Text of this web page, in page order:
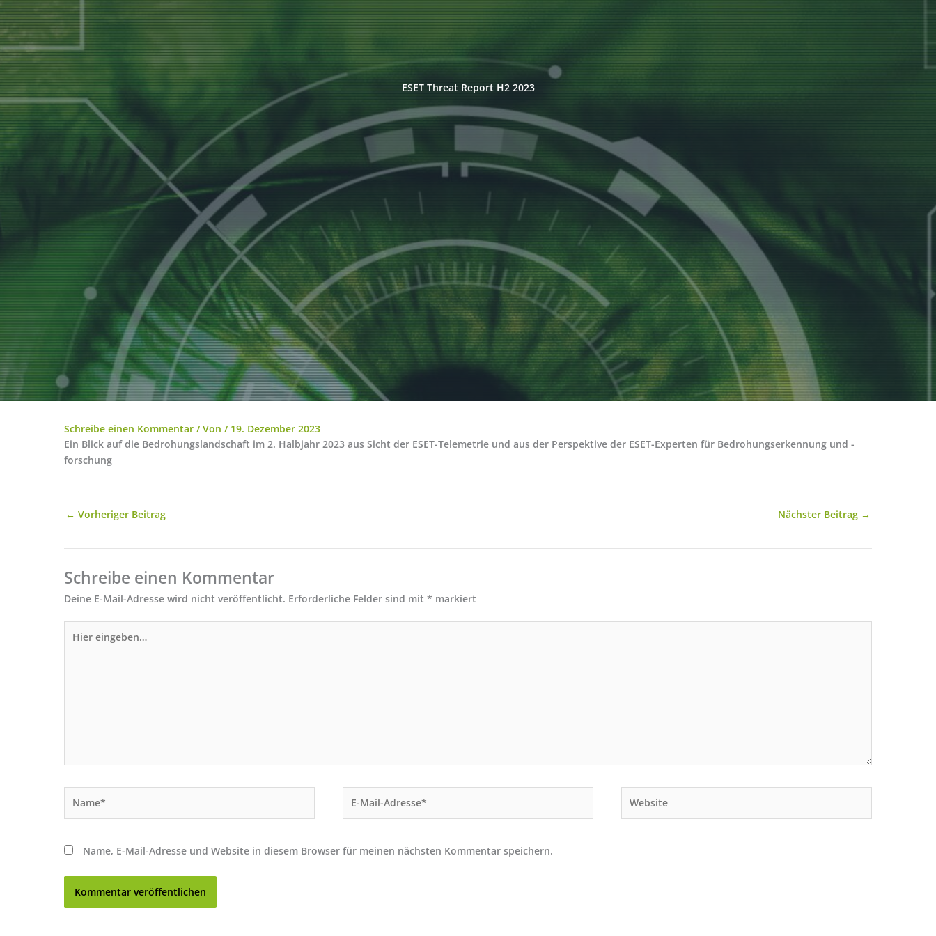
ESET Threat Report H2 2023
Schreibe einen Kommentar / Von / 19. Dezember 2023
Ein Blick auf die Bedrohungslandschaft im 2. Halbjahr 2023 aus Sicht der ESET-Telemetrie und aus der Perspektive der ESET-Experten für Bedrohungserkennung und -
forschung
← Vorheriger Beitrag Nächster Beitrag →
Schreibe einen Kommentar
Deine E-Mail-Adresse wird nicht veröffentlicht. Erforderliche Felder sind mit * markiert
eingeben…
Mail-
Name, E-Mail-Adresse und Website in diesem Browser für meinen nächsten Kommentar speichern.